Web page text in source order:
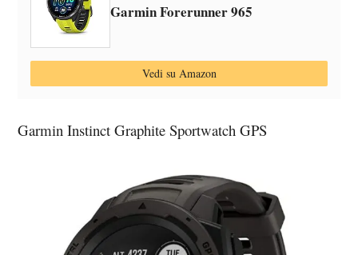
Garmin Forerunner 965
Vedi su Amazon
Garmin Instinct Graphite Sportwatch GPS